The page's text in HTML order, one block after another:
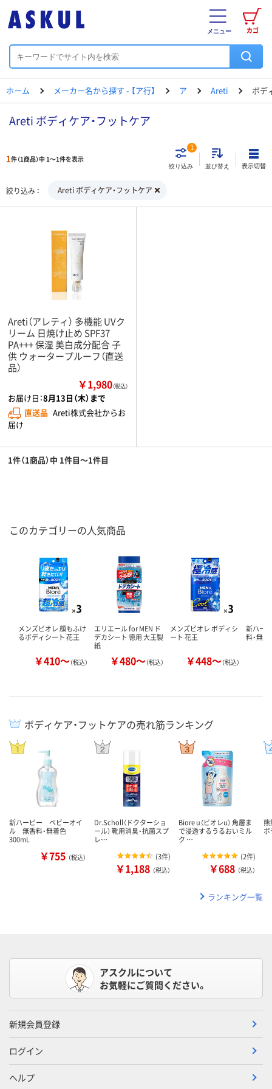
カゴ
メニュー
ホーム メーカー名から探す - 【ア行】 ア Areti ボデ
Areti ボディケア・フットケア
1件（1商品）中 1～1件を表示
絞り込み
1
並び替え 表示切替
絞り込み Areti ボディケア・フットケア
Areti（アレティ） 多機能 UVク
リーム 日焼け止め SPF37
PA+++ 保湿 美白成分配合 子
供 ウォータープルーフ（直送
品）
￥1,980（税込）
お届け日：8月13日（木）まで
直送品 Areti株式会社からお
届け
1件（1商品）中 1件目～1件目
このカテゴリーの人気商品
メンズビオレ 顔もふけ
るボディシート 花王
￥410～（税込）
エリエール for MEN ド
デカシート 徳用 大王製
紙
￥480～（税込）
メンズビオレ ボディシ
ート 花王
￥448～（税込）
新ハー
料・無着
ボディケア・フットケアの売れ筋ランキング
新ハービー ベビーオイ
ル 無香料・無着色
300mL
￥755 （税込）
Dr.Scholl（ドクターショ
ール） 靴用消臭・抗菌スプ
レ…
(3件)
￥1,188 （税込）
Biore u（ビオレu） 角層ま
で浸透するうるおいミル
ク …
(2件)
￥688 （税込）
熊
ボ
ランキング一覧
アスクルについて
お気軽にご質問ください。
新規会員登録
ログイン
ヘルプ